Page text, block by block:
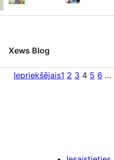
Xews Blog
Iepriekšējais1 2 3 4 5 6 …